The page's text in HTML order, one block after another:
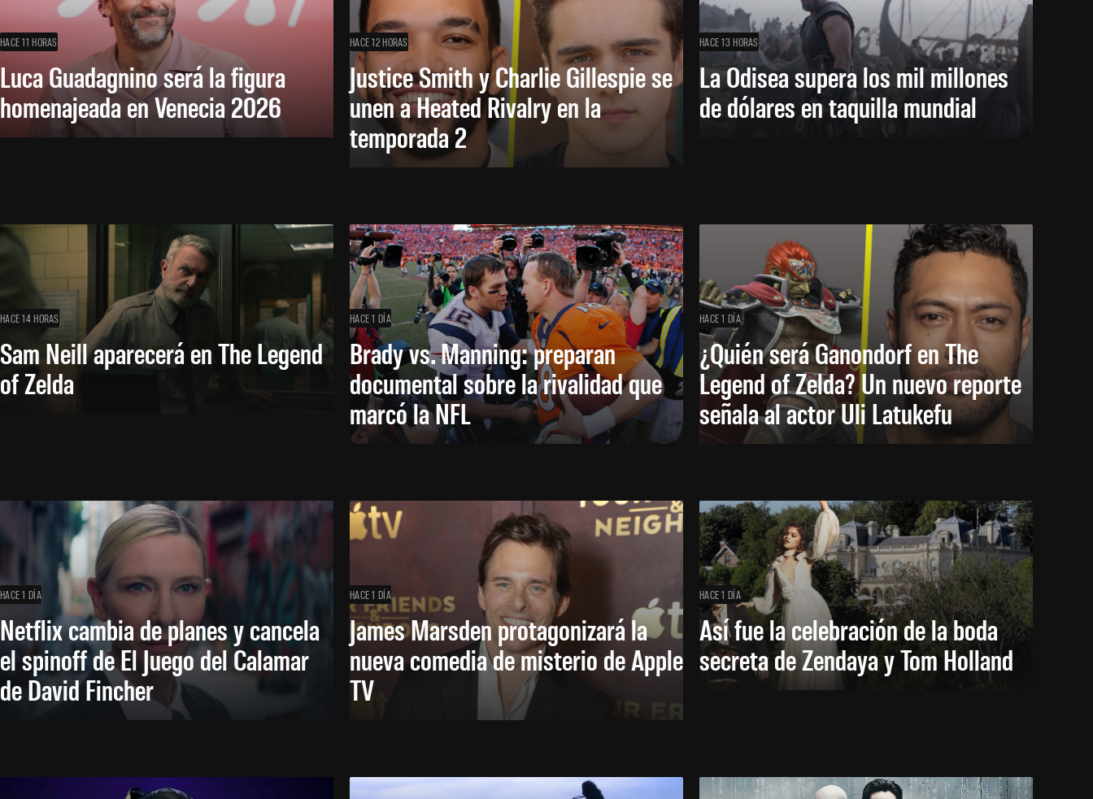
HACE 11 HORAS
Luca Guadagnino será la figura
homenajeada en Venecia 2026
HACE 12 HORAS
Justice Smith y Charlie Gillespie se
unen a Heated Rivalry en la
temporada 2
HACE 13 HORAS
La Odisea supera los mil millones
de dólares en taquilla mundial
HACE 14 HORAS
Sam Neill aparecerá en The Legend
of Zelda
HACE 1 DÍA
Brady vs. Manning: preparan
documental sobre la rivalidad que
marcó la NFL
HACE 1 DÍA
¿Quién será Ganondorf en The
Legend of Zelda? Un nuevo reporte
señala al actor Uli Latukefu
HACE 1 DÍA
Netflix cambia de planes y cancela
el spinoff de El Juego del Calamar
de David Fincher
HACE 1 DÍA
James Marsden protagonizará la
nueva comedia de misterio de Apple
TV
HACE 1 DÍA
Así fue la celebración de la boda
secreta de Zendaya y Tom Holland